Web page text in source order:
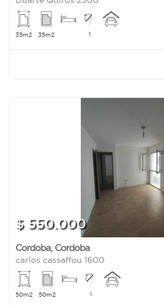
35m2 35m2 1
$ 550.000
Cordoba, Cordoba
carlos cassaffou 1600
50m2 50m2 1